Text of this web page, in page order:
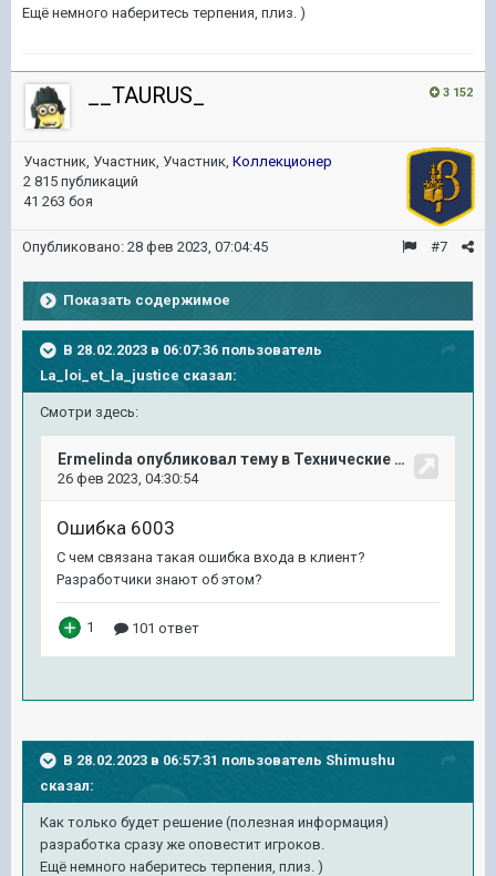
Ещё немного наберитесь терпения, плиз. )
3 152
__TAURUS_
Участник, Участник, Участник, Коллекционер
2 815 публикаций
41 263 боя
#7
Опубликовано: 28 фев 2023, 07:04:45
Показать содержимое
В 28.02.2023 в 06:07:36 пользователь
La_loi_et_la_justice сказал:
Смотри здесь:
В 28.02.2023 в 06:57:31 пользователь Shimushu
сказал:
Как только будет решение (полезная информация)
разработка сразу же оповестит игроков.
Ещё немного наберитесь терпения, плиз. )